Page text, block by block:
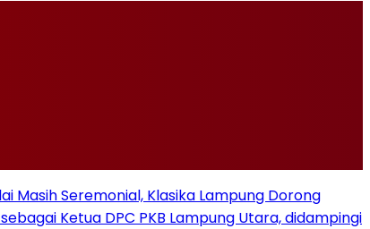
Masih Seremonial, Klasika Lampung Dorong
Ketua DPC PKB Lampung Utara, didampingi